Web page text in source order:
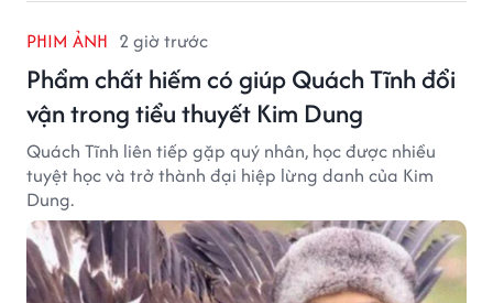
PHIM ẢNH 2 giờ trước
Phẩm chất hiếm có giúp Quách Tĩnh đổi
vận trong tiểu thuyết Kim Dung
Quách Tĩnh liên tiếp gặp quý nhân, học được nhiều
tuyệt học và trở thành đại hiệp lừng danh của Kim
Dung.